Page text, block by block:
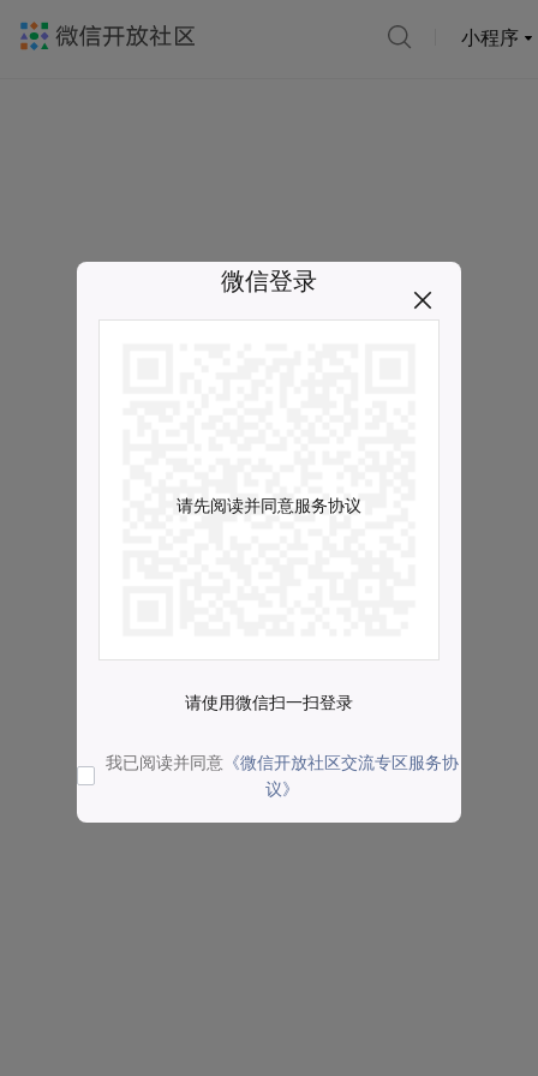
小程序
微信登录
请先阅读并同意服务协议
请使用微信扫一扫登录
我已阅读并同意 《微信开放社区交流专区服务协
议》